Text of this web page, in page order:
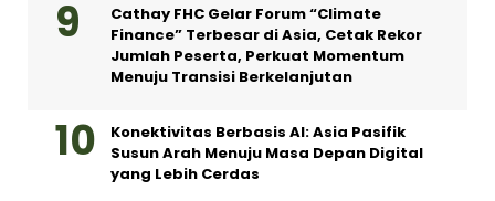
Cathay FHC Gelar Forum “Climate
Finance” Terbesar di Asia, Cetak Rekor
Jumlah Peserta, Perkuat Momentum
Menuju Transisi Berkelanjutan
Konektivitas Berbasis AI: Asia Pasifik
Susun Arah Menuju Masa Depan Digital
yang Lebih Cerdas